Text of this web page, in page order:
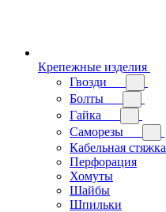
Крепежные изделия
Гвозди
Болты
Гайка
Саморезы
Кабельная стяжка
Перфорация
Хомуты
Шайбы
Шпильки